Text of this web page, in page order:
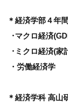
＊経済学部４年
･マクロ経済
･ミクロ経済(家
・労働経済学
＊経済学科 高山